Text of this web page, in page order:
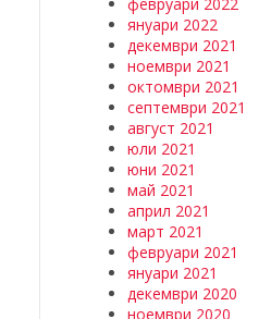
януари 2022
декември 2021
ноември 2021
октомври 2021
септември 2021
август 2021
юли 2021
юни 2021
май 2021
април 2021
март 2021
февруари 2021
януари 2021
декември 2020
ноември 2020